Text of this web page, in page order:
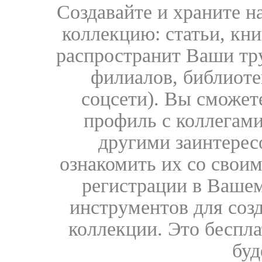
Создавайте и храните
коллекцию: статьи,
распространит Ваши
филиалов,
соцсети). Вы
профиль с
другими
ознакомить их со
регистрации в
инструментов для
коллекции. Это